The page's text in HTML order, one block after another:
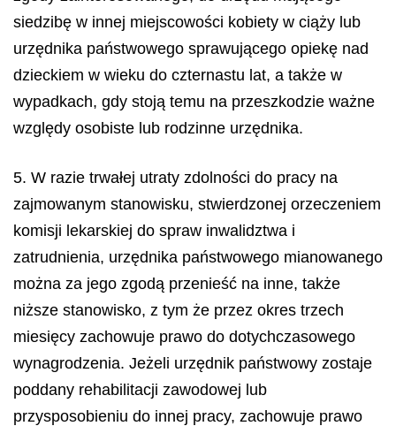
siedzibę w innej miejscowości kobiety w ciąży lub
urzędnika państwowego sprawującego opiekę nad
dzieckiem w wieku do czternastu lat, a także w
wypadkach, gdy stoją temu na przeszkodzie ważne
względy osobiste lub rodzinne urzędnika.
5. W razie trwałej utraty zdolności do pracy na
zajmowanym stanowisku, stwierdzonej orzeczeniem
komisji lekarskiej do spraw inwalidztwa i
zatrudnienia, urzędnika państwowego mianowanego
można za jego zgodą przenieść na inne, także
niższe stanowisko, z tym że przez okres trzech
miesięcy zachowuje prawo do dotychczasowego
wynagrodzenia. Jeżeli urzędnik państwowy zostaje
poddany rehabilitacji zawodowej lub
przysposobieniu do innej pracy, zachowuje prawo